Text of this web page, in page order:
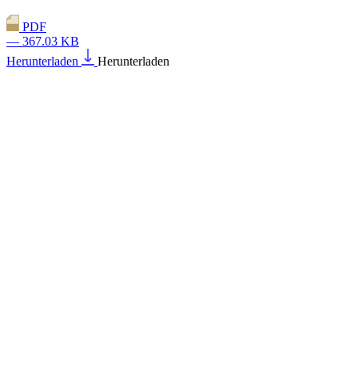
PDF
— 367.03 KB
Herunterladen
Herunterladen